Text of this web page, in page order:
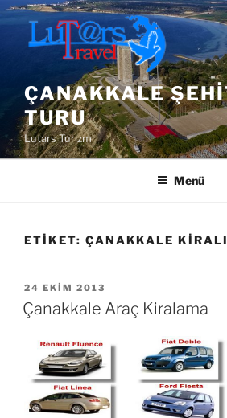
İçeriğe
geç
ÇANAKKALE
TURU
Lutars Turizm
Menü
ETIKET: ÇANAKKALE
YAYIM
TARIHI
24 EKIM 2013
Çanakkale Araç Kiralama